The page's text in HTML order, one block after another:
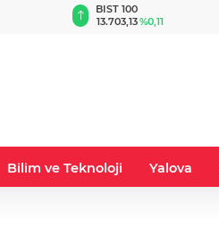
BIST 100
13.703,13%0,11
Bilim ve Teknoloji Yalova